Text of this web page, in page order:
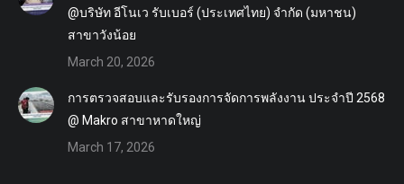
@บริษัท อีโนเว รับเบอร์ (ประเทศไทย) จำกัด (มหาชน)
สาขาวังน้อย
March 20, 2026
การตรวจสอบและรับรองการจัดการพลังงาน ประจำปี 2568
@ Makro สาขาหาดใหญ่
March 17, 2026